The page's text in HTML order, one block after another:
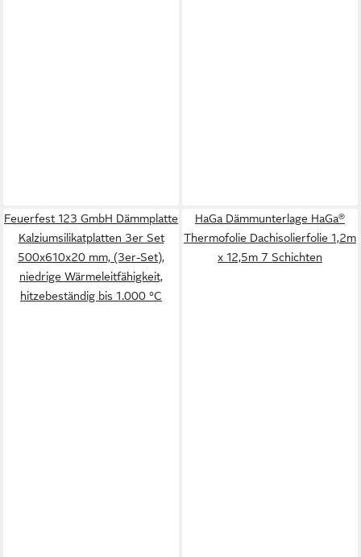
Feuerfest 123 GmbH Dämmplatte
Kalziumsilikatplatten 3er Set
500x610x20 mm, (3er-Set),
niedrige Wärmeleitfähigkeit,
hitzebeständig bis 1.000 °C
HaGa Dämmunterlage HaGa®
Thermofolie Dachisolierfolie 1,2m
x 12,5m 7 Schichten